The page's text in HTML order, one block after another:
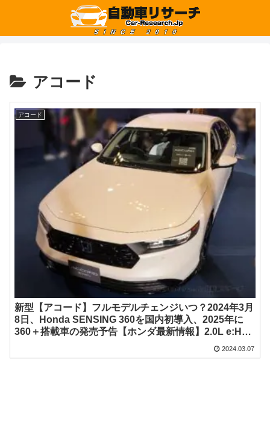
アコード
アコード
新型【アコード】フルモデルチェンジいつ？2024年3月
8日、Honda SENSING 360を国内初導入、2025年に
360＋搭載車の発売予告【ホンダ最新情報】2.0L e:HEV
搭載、東京オートサロンに純正アクセサリー車が出品画
像【祝 発売】テストカー、スパイショット画像のご提
2024.03.07